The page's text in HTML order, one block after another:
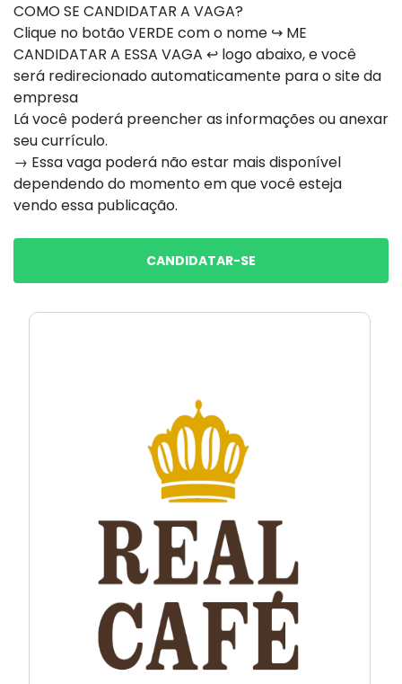
COMO SE CANDIDATAR A VAGA?
Clique no botão VERDE com o nome ↪ ME
CANDIDATAR A ESSA VAGA ↩ logo abaixo, e você
será redirecionado automaticamente para o site da
empresa
Lá você poderá preencher as informações ou anexar
seu currículo.
→ Essa vaga poderá não estar mais disponível
dependendo do momento em que você esteja
vendo essa publicação.
CANDIDATAR-SE